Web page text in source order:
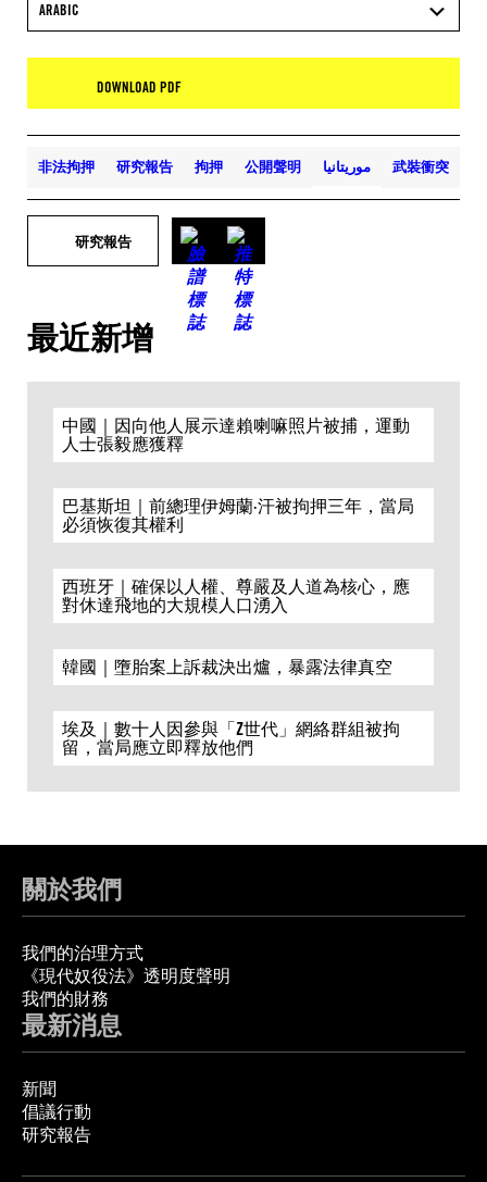
ARABIC
DOWNLOAD PDF
非法拘押 研究報告 拘押 公開聲明 موريتانيا 武裝衝突
研究報告
最近新增
中國｜因向他人展示達賴喇嘛照片被捕，運動
人士張毅應獲釋
巴基斯坦｜前總理伊姆蘭·汗被拘押三年，當局
必須恢復其權利
西班牙｜確保以人權、尊嚴及人道為核心，應
對休達飛地的大規模人口湧入
韓國｜墮胎案上訴裁決出爐，暴露法律真空
埃及｜數十人因參與「Z世代」網絡群組被拘
留，當局應立即釋放他們
關於我們
我們的治理方式
《現代奴役法》透明度聲明
我們的財務
最新消息
新聞
倡議行動
研究報告